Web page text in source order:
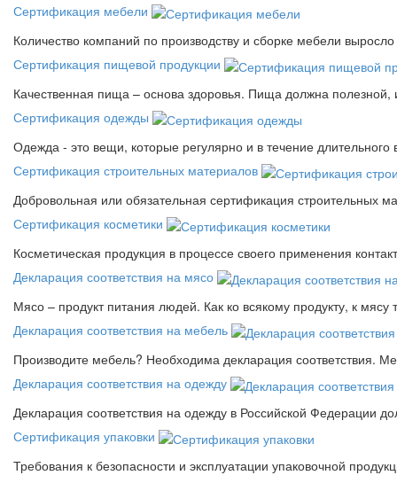
Сертификация мебели
Количество компаний по производству и сборке мебели
Сертификация пищевой продукции
Качественная пища – основа здоровья. Пища должна
Сертификация одежды
Одежда - это вещи, которые регулярно и в течение
Сертификация строительных материалов
Добровольная или обязательная сертификация строительных
Сертификация косметики
Косметическая продукция в процессе своего применения
Декларация соответствия на мясо
Мясо – продукт питания людей. Как ко всякому продукту, к мясу
Декларация соответствия на мебель
Производите мебель? Необходима декларация соответствия.
Декларация соответствия на одежду
Декларация соответствия на одежду в Российской Федерации
Сертификация упаковки
Требования к безопасности и эксплуатации упаковочной